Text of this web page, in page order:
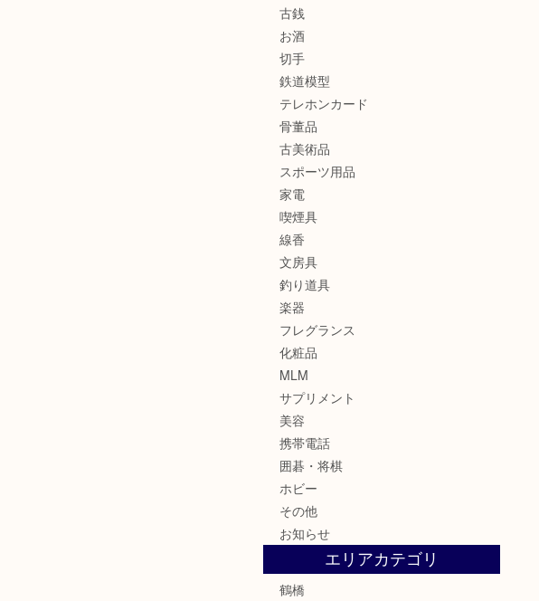
古銭
お酒
切手
鉄道模型
テレホンカード
骨董品
古美術品
スポーツ用品
家電
喫煙具
線香
文房具
釣り道具
楽器
フレグランス
化粧品
MLM
サプリメント
美容
携帯電話
囲碁・将棋
ホビー
その他
お知らせ
エリアカテゴリ
鶴橋